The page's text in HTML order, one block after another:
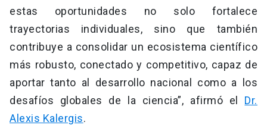
estas oportunidades no solo fortalece
trayectorias individuales, sino que también
contribuye a consolidar un ecosistema científico
más robusto, conectado y competitivo, capaz de
aportar tanto al desarrollo nacional como a los
desafíos globales de la ciencia”, afirmó el Dr.
Alexis Kalergis.